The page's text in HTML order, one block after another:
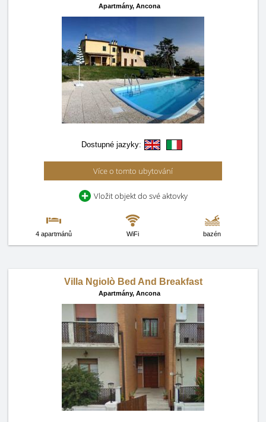
Apartmány, Ancona
Dostupné jazyky:
Více o tomto ubytování
Vložit objekt do své aktovky
4 apartmánů WiFi bazén
Villa Ngiolò Bed And Breakfast
Apartmány, Ancona